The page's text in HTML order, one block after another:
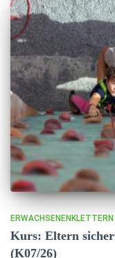
ERWACHSENENKLETTERN
Kurs: Eltern
(K07/26)